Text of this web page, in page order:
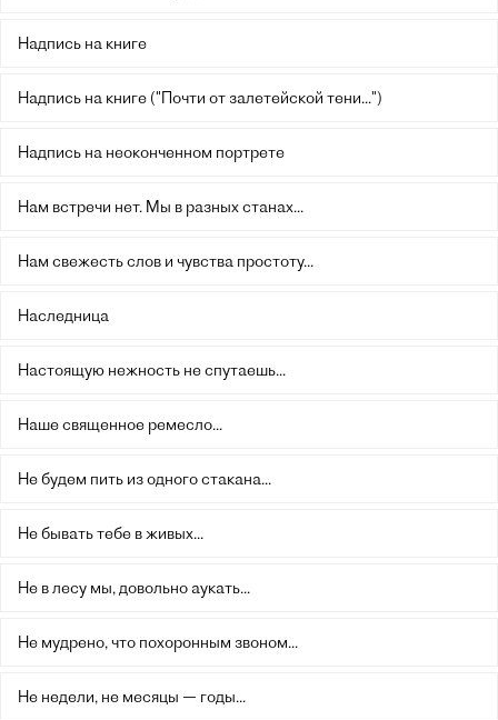
Надпись на книге
Надпись на книге ("Почти от залетейской тени...")
Надпись на неоконченном портрете
Нам встречи нет. Мы в разных станах...
Нам свежесть слов и чувства простоту...
Наследница
Настоящую нежность не спутаешь...
Наше священное ремесло...
Не будем пить из одного стакана...
Не бывать тебе в живых...
Не в лесу мы, довольно аукать...
Не мудрено, что похоронным звоном...
Не недели, не месяцы — годы...